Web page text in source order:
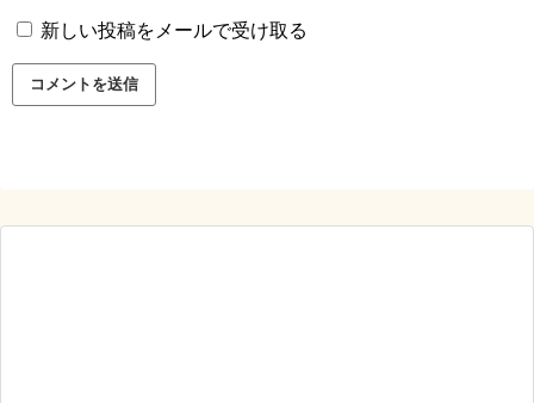
新しい投稿をメールで受け取る